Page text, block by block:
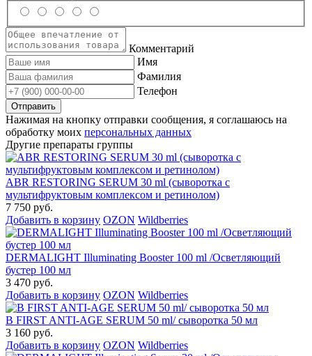
Комментарий
Имя
Фамилия
Телефон
Нажимая на кнопку отправки сообщения, я соглашаюсь на
обработку моих персональных данных
Другие препараты группы
ABR RESTORING SERUM 30 ml (сыворотка с
мультифруктовым комплексом и ретинолом)
7 750 руб.
Добавить в корзину OZON Wildberries
DERMALIGHT Illuminating Booster 100 ml /Осветляющий
бустер 100 мл
3 470 руб.
Добавить в корзину OZON Wildberries
B FIRST ANTI-AGE SERUM 50 ml/ сыворотка 50 мл
3 160 руб.
Добавить в корзину OZON Wildberries